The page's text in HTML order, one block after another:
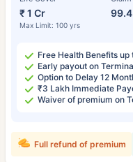
₹ 1 Cr
Max Limit: 100 yrs
Free Health Benefits
Early payout on
Option to Delay 12
₹3 Lakh Immediate
Waiver of premium on
Full refund of premium